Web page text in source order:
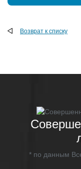
Возврат к списку
* по данным